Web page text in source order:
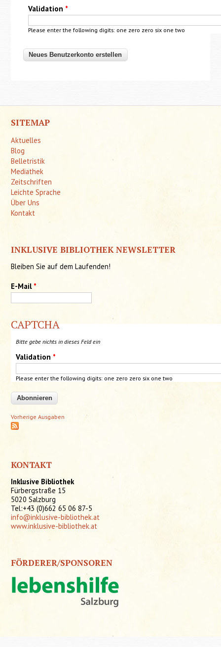
Validation *
Please enter the following digits: one zero zero six one two
SITEMAP
Aktuelles
Blog
Belletristik
Mediathek
Zeitschriften
Leichte Sprache
Über Uns
Kontakt
INKLUSIVE BIBLIOTHEK NEWSLETTER
Bleiben Sie auf dem Laufenden!
E-Mail *
CAPTCHA
Bitte gebe nichts in dieses Feld ein
Validation *
Please enter the following digits: one zero zero six one two
Vorherige Ausgaben
KONTAKT
Inklusive Bibliothek
Fürbergstraße 15
5020 Salzburg
Tel:+43 (0)662 65 06 87-5
info@inklusive-bibliothek.at
www.inklusive-bibliothek.at
FÖRDERER/SPONSOREN